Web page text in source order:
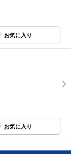
お気に入り
お気に入り